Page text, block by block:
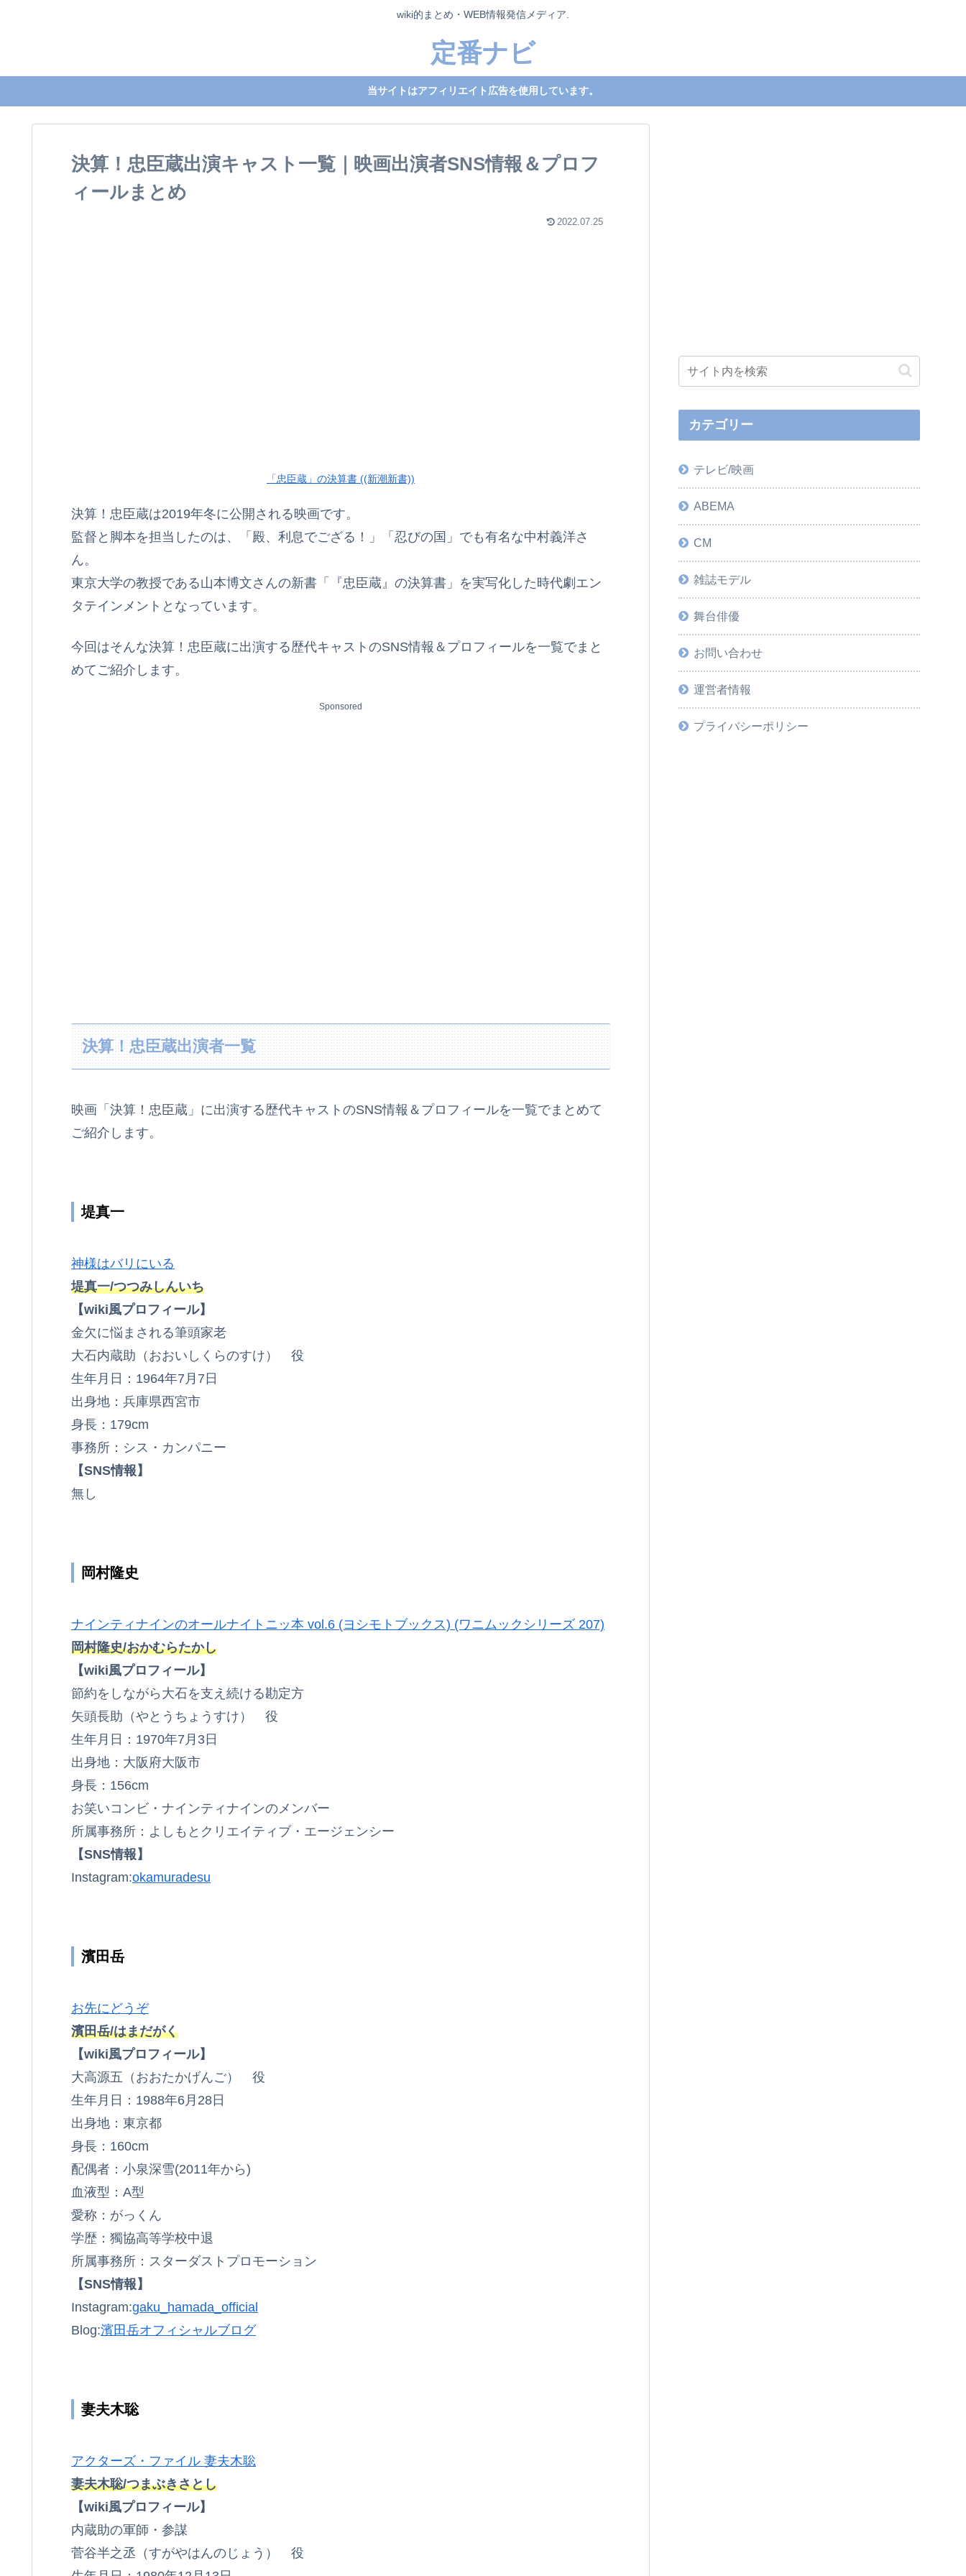
wiki的まとめ・WEB情報発信メディア.
定番ナビ
当サイトはアフィリエイト広告を使用しています。
決算！忠臣蔵出演キャスト一覧｜映画出演者SNS情報＆プロフ
ィールまとめ
2022.07.25
「忠臣蔵」の決算書 ((新潮新書))
決算！忠臣蔵は2019年冬に公開される映画です。
監督と脚本を担当したのは、「殿、利息でござる！」「忍びの国」でも有名な中村義洋さ
ん。
東京大学の教授である山本博文さんの新書「『忠臣蔵』の決算書」を実写化した時代劇エン
タテインメントとなっています。
今回はそんな決算！忠臣蔵に出演する歴代キャストのSNS情報＆プロフィールを一覧でまと
めてご紹介します。
Sponsored
決算！忠臣蔵出演者一覧
映画「決算！忠臣蔵」に出演する歴代キャストのSNS情報＆プロフィールを一覧でまとめて
ご紹介します。
堤真一
神様はバリにいる
堤真一/つつみしんいち
【wiki風プロフィール】
金欠に悩まされる筆頭家老
大石内蔵助（おおいしくらのすけ） 役
生年月日：1964年7月7日
出身地：兵庫県西宮市
身長：179cm
事務所：シス・カンパニー
【SNS情報】
無し
岡村隆史
ナインティナインのオールナイトニッ本 vol.6 (ヨシモトブックス) (ワニムックシリーズ 207)
岡村隆史/おかむらたかし
【wiki風プロフィール】
節約をしながら大石を支え続ける勘定方
矢頭長助（やとうちょうすけ） 役
生年月日：1970年7月3日
出身地：大阪府大阪市
身長：156cm
お笑いコンビ・ナインティナインのメンバー
所属事務所：よしもとクリエイティブ・エージェンシー
【SNS情報】
Instagram:okamuradesu
濱田岳
お先にどうぞ
濱田岳/はまだがく
【wiki風プロフィール】
大高源五（おおたかげんご） 役
生年月日：1988年6月28日
出身地：東京都
身長：160cm
配偶者：小泉深雪(2011年から)
血液型：A型
愛称：がっくん
学歴：獨協高等学校中退
所属事務所：スターダストプロモーション
【SNS情報】
Instagram:gaku_hamada_official
Blog:濱田岳オフィシャルブログ
妻夫木聡
アクターズ・ファイル 妻夫木聡
妻夫木聡/つまぶきさとし
【wiki風プロフィール】
内蔵助の軍師・参謀
菅谷半之丞（すがやはんのじょう） 役
カテゴリー
テレビ/映画
ABEMA
CM
雑誌モデル
舞台俳優
お問い合わせ
運営者情報
プライバシーポリシー